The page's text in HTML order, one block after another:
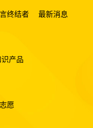
终结者 最新消息
产品
愿